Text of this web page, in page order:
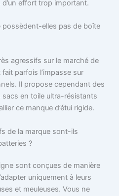
effort trop important.
possèdent-elles pas de boîte
agressifs sur le marché de
parfois l’impasse sur
Il propose cependant des
en toile ultra-résistants
ce manque d’étui rigide.
de la marque sont-ils
?
sont conçues de manière
uniquement à leurs
et meuleuses. Vous ne